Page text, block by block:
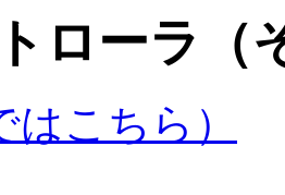
ローラ（
はこちら）